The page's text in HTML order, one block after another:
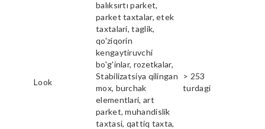
Look
balıksırtı parket,
parket taxtalar, etek
taxtalari, taglik,
qo'ziqorin
kengaytiruvchi
bo'g'inlar, rozetkalar,
Stabilizatsiya qilingan
mox, burchak
elementlari, art
parket, muhandislik
taxtasi, qattiq taxta,
> 253
turdagi